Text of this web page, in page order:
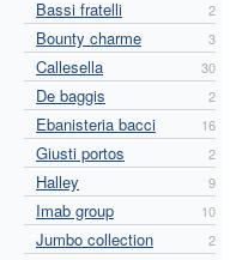
Bassi fratelli
2
Bounty charme 3
Callesella 30
De baggis 2
Ebanisteria bacci 16
Giusti portos 2
Halley 9
Imab group 10
Jumbo collection 2